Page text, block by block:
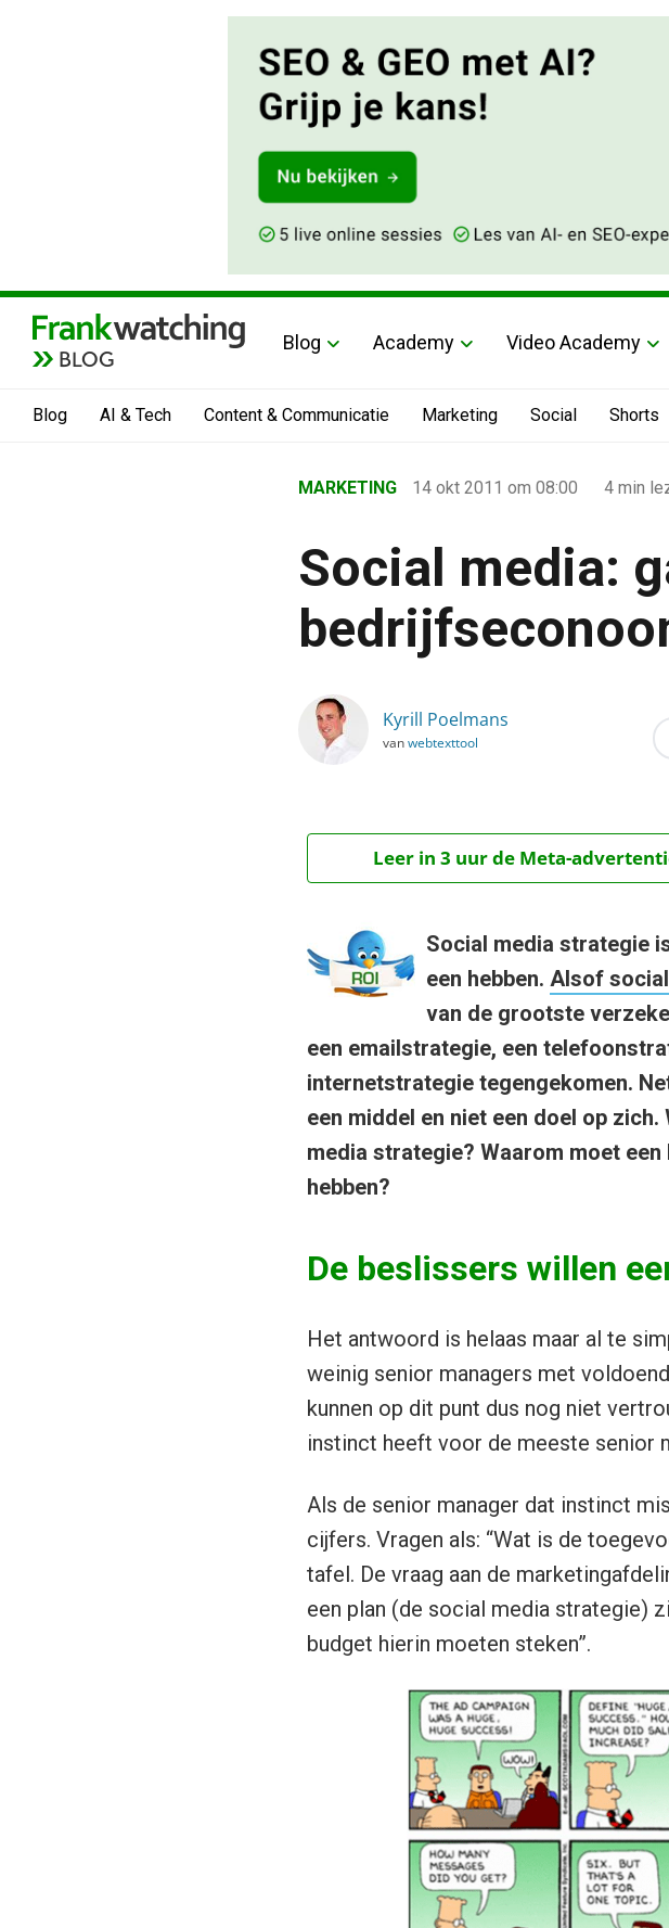
BLOG
Blog Academy Video Academy
Blog AI & Tech Content & Communicatie Marketing Social Shorts
›
›
Marketing
›
MARKETING 14 okt 2011 om 08:00 4 min
Social media:
Kyrill Poelmans
vanwebtexttool
Leer in 3 uur de Meta-
Social media strategie
een hebben. Alsof
van de grootste
een emailstrategie, een
internetstrategie tegengekomen.
een middel en niet een doel op
media strategie? Waarom moet
hebben?
De beslissers willen
Het antwoord is helaas maar al te
weinig senior managers met
kunnen op dit punt dus nog niet
instinct heeft voor de meeste senior
Als de senior manager dat instinct
cijfers. Vragen als: “Wat is de
tafel. De vraag aan de
een plan (de social media strategie)
budget hierin moeten steken”.